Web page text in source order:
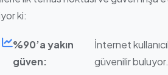
ki:
%90’a yakın
güven:
İnternet
güvenilir buluyor.